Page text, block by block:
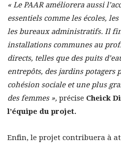
« Le PAAR améliorera aussi
essentiels comme les écoles,
les bureaux administratifs. Il
installations communes au
directs, telles que des puits
entrepôts, des jardins
cohésion sociale et une plus
des femmes », précise Cheick
l’équipe du projet.
Enfin, le projet contribuera à